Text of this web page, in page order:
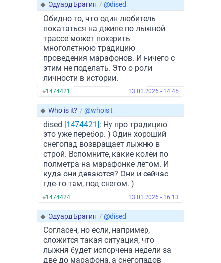
◆ Эдуард Брагин / @dised
Обидно то, что один любитель
покататься на джипе по лыжной
трассе может похерить
многолетнюю традицию
проведения марафонов. И ничего с
этим не поделать. Это о роли
личности в истории.
#1474421 13.01.2026 - 14:45
◆ Who is it? / @whoisit
dised [1474421]: Ну про традицию
это уже перебор. ) Один хороший
снегопад возвращает лыжню в
строй. Вспомните, какие колеи по
полметра на марафонке летом. И
куда они деваются? Они и сейчас
где-то там, под снегом. )
#1474424 13.01.2026 - 16:13
◆ Эдуард Брагин / @dised
Согласен, но если, например,
сложится такая ситуация, что
лыжня будет испорчена недели за
две до марафона, а снегопадов